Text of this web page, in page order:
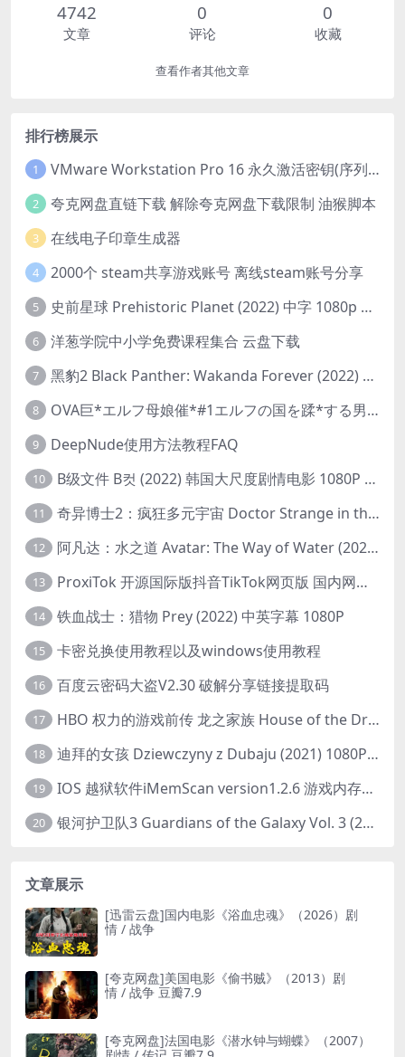
4742
文章
0
评论
0
收藏
查看作者其他文章
排行榜展示
1 VMware Workstation Pro 16 永久激活密钥(序列号)
2 夸克网盘直链下载 解除夸克网盘下载限制 油猴脚本
3 在线电子印章生成器
4 2000个 steam共享游戏账号 离线steam账号分享
5 史前星球 Prehistoric Planet (2022) 中字 1080p 高清 阿里云盘 2022.5.27已更新全集
6 洋葱学院中小学免费课程集合 云盘下载
7 黑豹2 Black Panther: Wakanda Forever (2022) 高清版
8 OVA巨*エルフ母娘催*#1エルフの国を蹂*する男。汚された女王と姫
9 DeepNude使用方法教程FAQ
10 B级文件 B컷 (2022) 韩国大尺度剧情电影 1080P 中字
11 奇异博士2：疯狂多元宇宙 Doctor Strange in the Multiverse of Madness (2022) 高清版1080p
12 阿凡达：水之道 Avatar: The Way of Water (2022) 1080p 2k 4k 中文字幕
13 ProxiTok 开源国际版抖音TikTok网页版 国内网络直连
14 铁血战士：猎物 Prey (2022) 中英字幕 1080P
15 卡密兑换使用教程以及windows使用教程
16 百度云密码大盗V2.30 破解分享链接提取码
17 HBO 权力的游戏前传 龙之家族 House of the Dragon (2022) 中字 1080P 更新4集
18 迪拜的女孩 Dziewczyny z Dubaju (2021) 1080P 中字
19 IOS 越狱软件iMemScan version1.2.6 游戏内存修改器
20 银河护卫队3 Guardians of the Galaxy Vol. 3 (2023)4K高清资源1080p只分享精品
文章展示
[迅雷云盘]国内电影《浴血忠魂》（2026）剧
情 / 战争
[夸克网盘]美国电影《偷书贼》（2013）剧
情 / 战争 豆瓣7.9
[夸克网盘]法国电影《潜水钟与蝴蝶》（2007）